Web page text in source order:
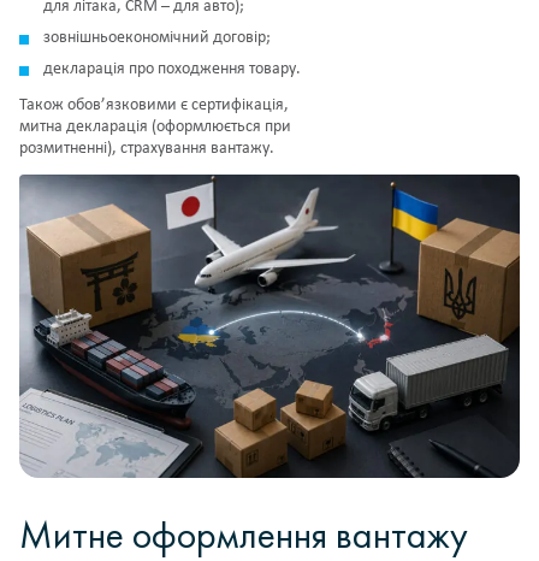
для літака, CRM – для авто);
зовнішньоекономічний договір;
декларація про походження товару.
Також обов’язковими є сертифікація,
митна декларація (оформлюється при
розмитненні), страхування вантажу.
Митне оформлення вантажу